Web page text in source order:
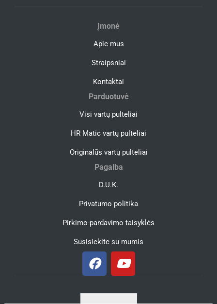
Įmonė
Apie mus
Straipsniai
Kontaktai
Parduotuvė
Visi vartų pulteliai
HR Matic vartų pulteliai
Originalūs vartų pulteliai
Pagalba
D.U.K.
Privatumo politika
Pirkimo-pardavimo taisyklės
Susisiekite su mumis